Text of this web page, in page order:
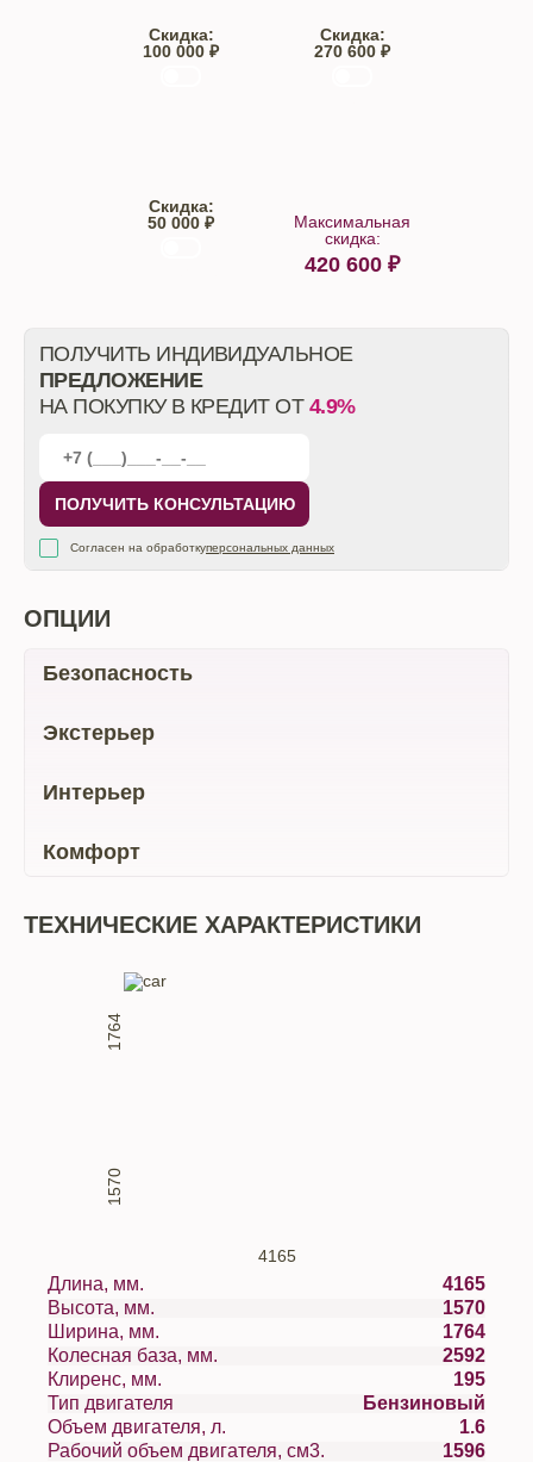
Скидка:
100 000 ₽
Скидка:
270 600 ₽
Скидка:
50 000 ₽
Максимальная
скидка:
420 600 ₽
ПОЛУЧИТЬ ИНДИВИДУАЛЬНОЕ
ПРЕДЛОЖЕНИЕ
НА ПОКУПКУ В КРЕДИТ ОТ 4.9%
ПОЛУЧИТЬ КОНСУЛЬТАЦИЮ
Согласен на обработкуперсональных данных
ОПЦИИ
Безопасность
Экстерьер
Интерьер
Комфорт
ТЕХНИЧЕСКИЕ ХАРАКТЕРИСТИКИ
4165
1570
1764
Длина, мм.
4165
Высота, мм.
1570
Ширина, мм.
1764
Колесная база, мм.
2592
Клиренс, мм.
195
Тип двигателя
Бензиновый
Объем двигателя, л.
1.6
Рабочий объем двигателя, см3.
1596